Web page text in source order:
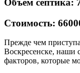
Объем септика:
Стоимость:
Прежде чем
Воскресенске, наши
факторов, которые